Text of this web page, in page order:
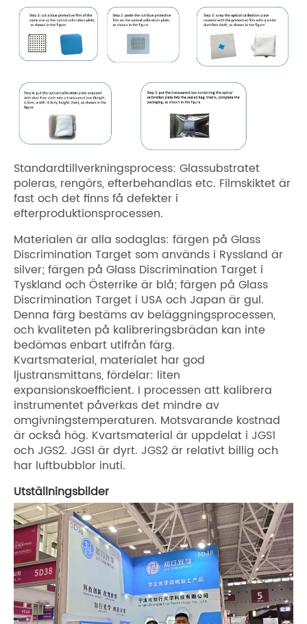
Standardtillverkningsprocess: Glassubstratet
poleras, rengörs, efterbehandlas etc. Filmskiktet är
fast och det finns få defekter i
efterproduktionsprocessen.
Materialen är alla sodaglas: färgen på Glass
Discrimination Target som används i Ryssland är
silver; färgen på Glass Discrimination Target i
Tyskland och Österrike är blå; färgen på Glass
Discrimination Target i USA och Japan är gul.
Denna färg bestäms av beläggningsprocessen,
och kvaliteten på kalibreringsbrädan kan inte
bedömas enbart utifrån färg.
Kvartsmaterial, materialet har god
ljustransmittans, fördelar: liten
expansionskoefficient. I processen att kalibrera
instrumentet påverkas det mindre av
omgivningstemperaturen. Motsvarande kostnad
är också hög. Kvartsmaterial är uppdelat i JGS1
och JGS2. JGS1 är dyrt. JGS2 är relativt billig och
har luftbubblor inuti.
Utställningsbilder